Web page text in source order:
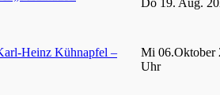
Do 19. Aug.
Heinz Kühnapfel –
Mi 06.Oktober
Uhr